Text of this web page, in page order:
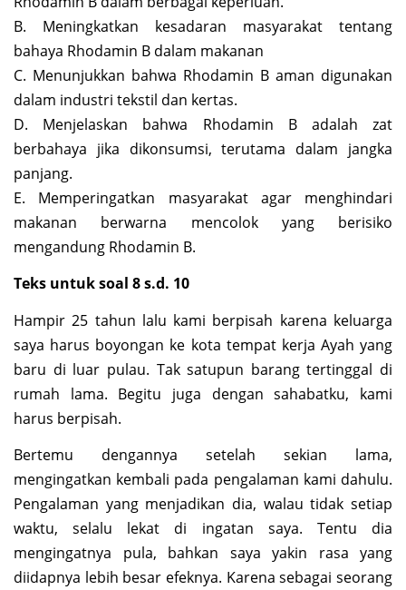
B. Meningkatkan kesadaran masyarakat tentang
bahaya Rhodamin B dalam makanan
C. Menunjukkan bahwa Rhodamin B aman digunakan
dalam industri tekstil dan kertas.
D. Menjelaskan bahwa Rhodamin B adalah zat
berbahaya jika dikonsumsi, terutama dalam jangka
panjang.
E. Memperingatkan masyarakat agar menghindari
makanan berwarna mencolok yang berisiko
mengandung Rhodamin B.
Teks untuk soal 8 s.d. 10
Hampir 25 tahun lalu kami berpisah karena keluarga
saya harus boyongan ke kota tempat kerja Ayah yang
baru di luar pulau. Tak satupun barang tertinggal di
rumah lama. Begitu juga dengan sahabatku, kami
harus berpisah.
Bertemu dengannya setelah sekian lama,
mengingatkan kembali pada pengalaman kami dahulu.
Pengalaman yang menjadikan dia, walau tidak setiap
waktu, selalu lekat di ingatan saya. Tentu dia
mengingatnya pula, bahkan saya yakin rasa yang
diidapnya lebih besar efeknya. Karena sebagai seorang